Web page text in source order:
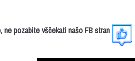
ne pozabite vščekati našo FB stran